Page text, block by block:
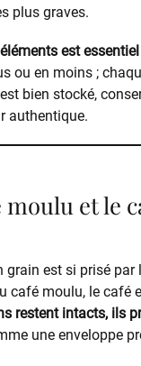
plus graves.
est
ou en moins ;
bien stocké,
authentique.
et le
est si prisé par
café moulu, le café
restent intacts, ils
une enveloppe